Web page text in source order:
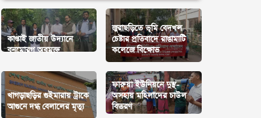
কাপ্তাই জাতীয় উদ্যানে
বনমোরগ অবমুক্ত
জুরাছড়িতে ভূমি বেদখল
চেষ্টার প্রতিবাদে রাঙামাটি
কলেজে বিক্ষোভ
খাগড়াছড়ির গুইমারায় ট্রাকে
আগুনে দগ্ধ বেলালের মৃত্যু
ফারুয়া ইউনিয়নে দুস্থ-
অসহায় মহিলাদের চাউল
বিতরণ